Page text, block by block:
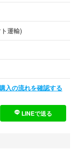
合がございます。
くすみや小傷はついて
ある場合がございま
運輸)
入の流れを確認する
LINEで送る